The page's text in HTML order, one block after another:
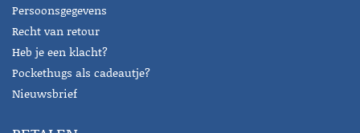
Persoonsgegevens
Recht van retour
Heb je een klacht?
Pockethugs als cadeautje?
Nieuwsbrief